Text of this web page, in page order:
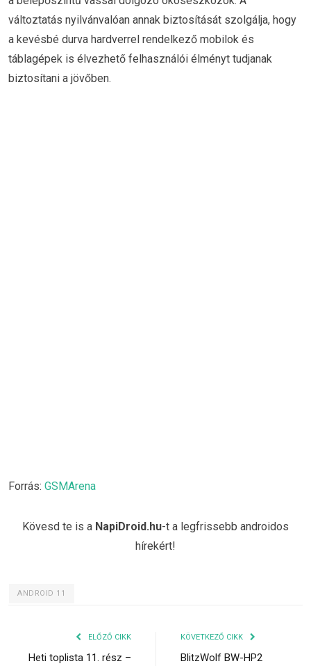
változtatás nyilvánvalóan annak biztosítását szolgálja, hogy
a kevésbé durva hardverrel rendelkező mobilok és
táblagépek is élvezhető felhasználói élményt tudjanak
biztosítani a jövőben.
Forrás: GSMArena
Kövesd te is a NapiDroid.hu-t a legfrissebb androidos
hírekért!
ANDROID 11
ELŐZŐ CIKK
Heti toplista 11. rész –
KÖVETKEZŐ CIKK
BlitzWolf BW-HP2